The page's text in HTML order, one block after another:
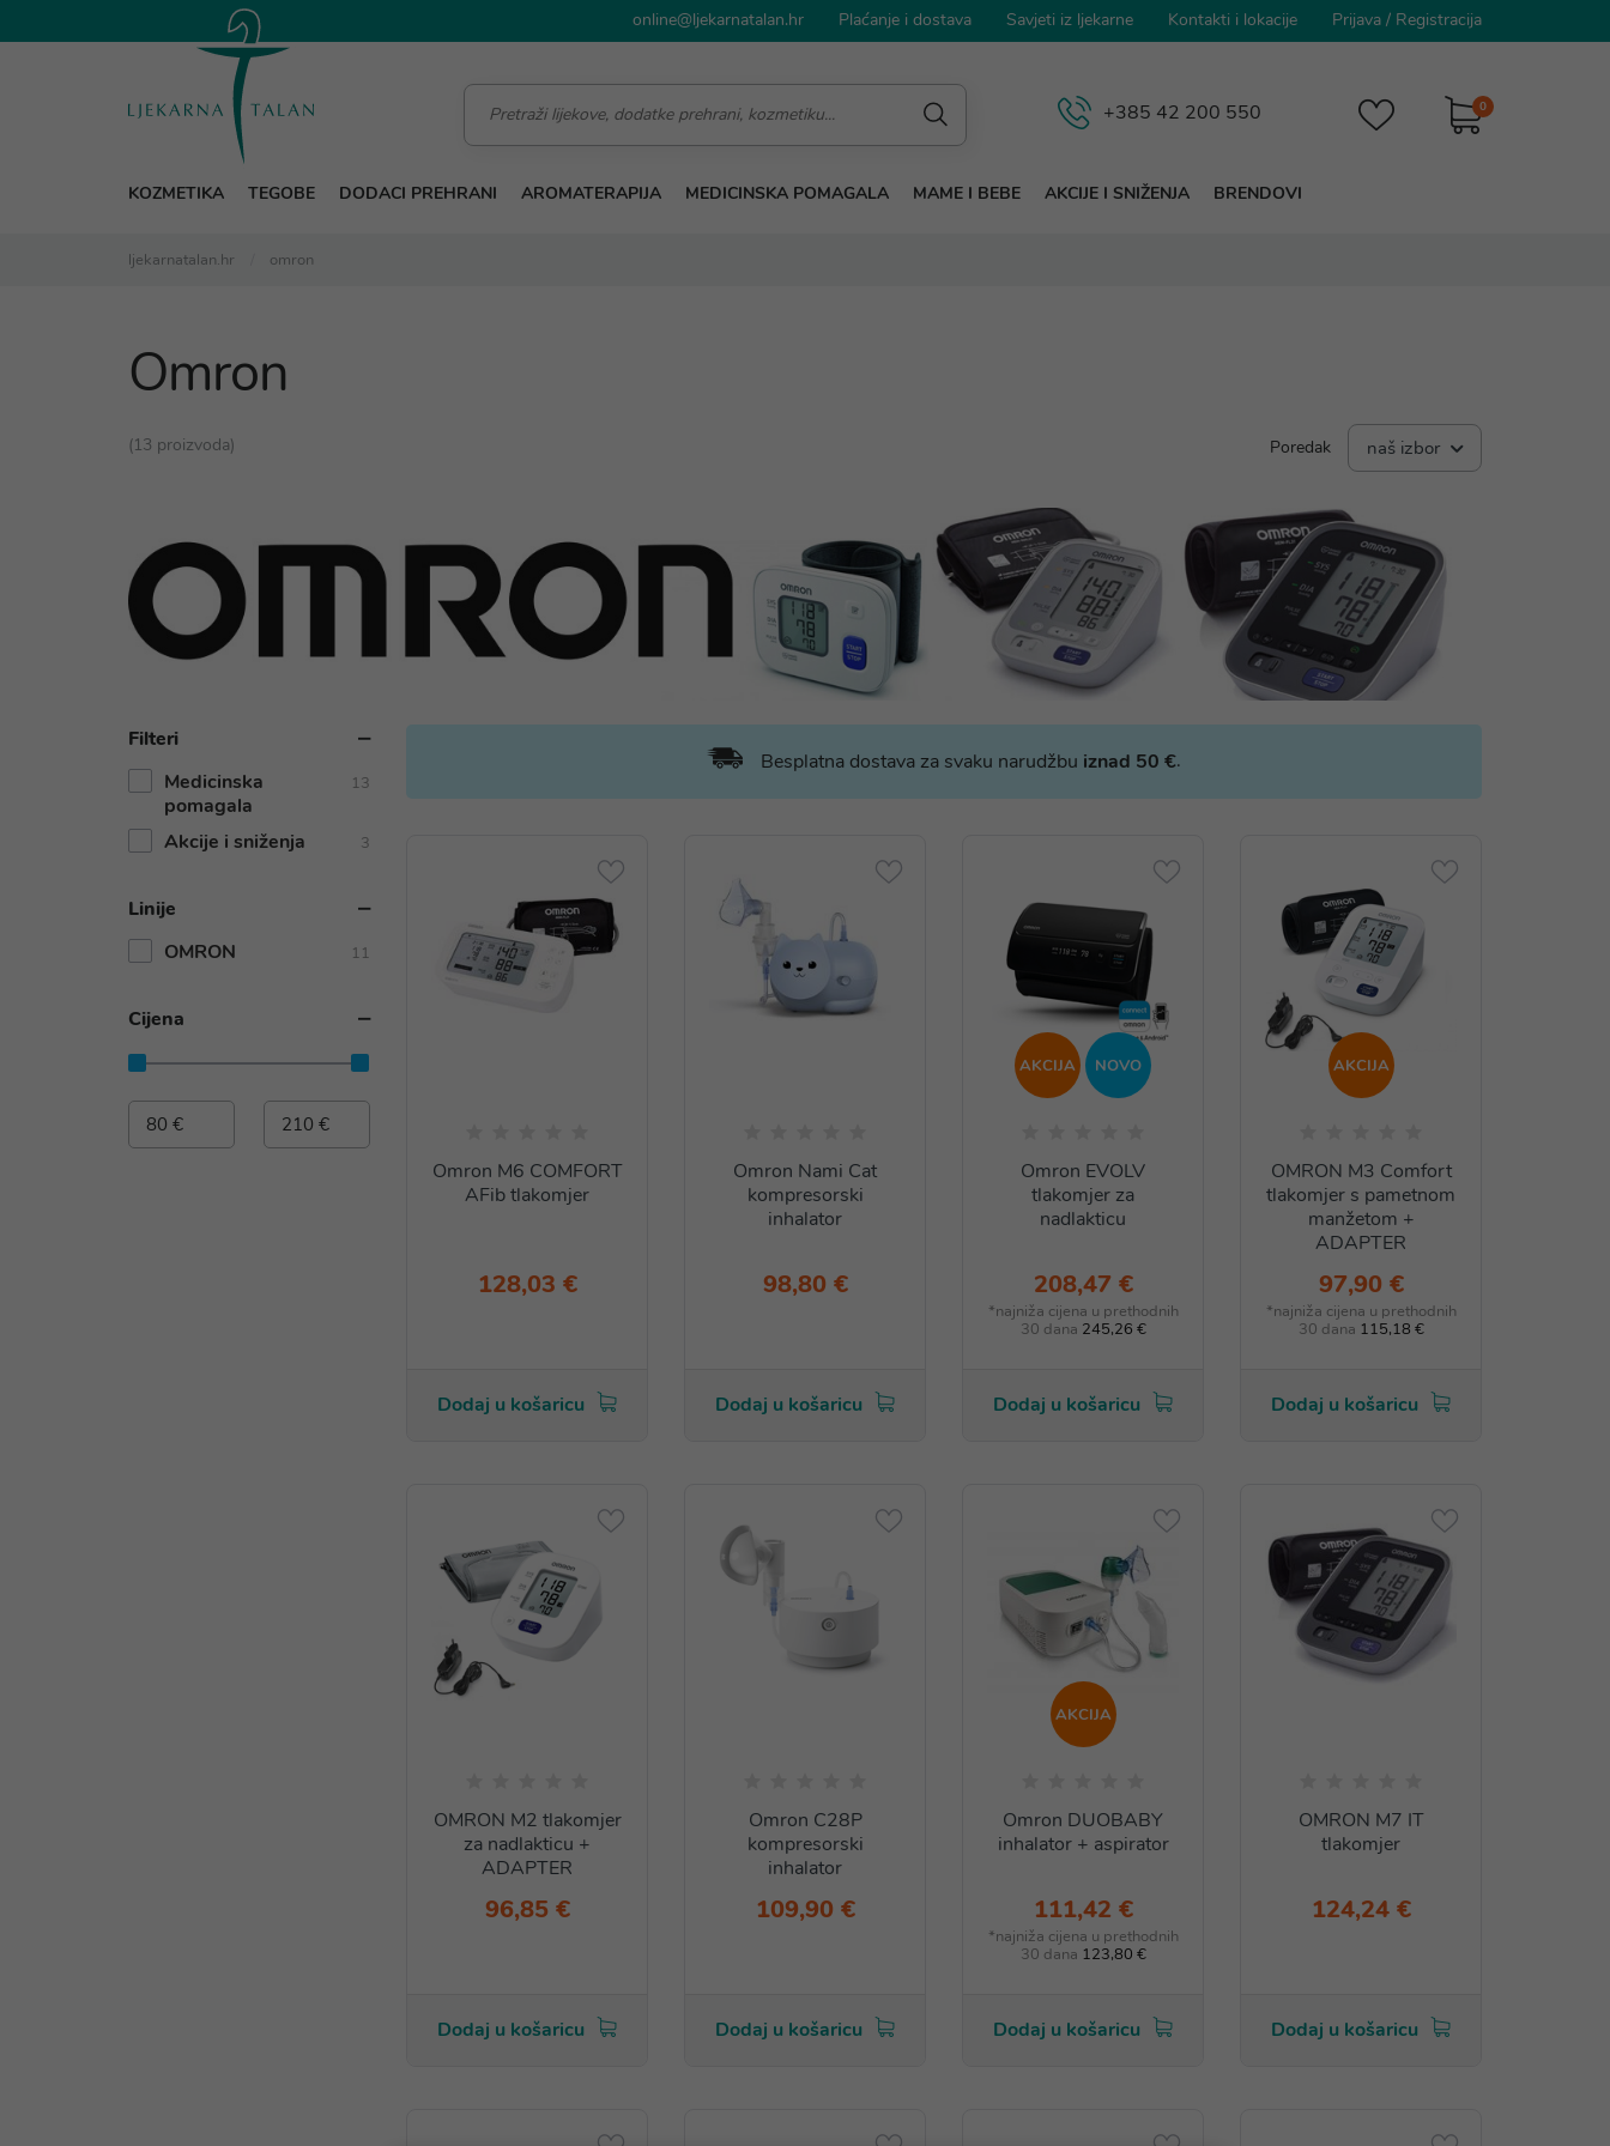
online@ljekarnatalan.hr Plaćanje i dostava Savjeti iz ljekarne Kontakti i lokacije Prijava / Registracija
0
+385 42 200 550
KOZMETIKA TEGOBE DODACI PREHRANI AROMATERAPIJA MEDICINSKA POMAGALA MAME I BEBE AKCIJE I SNIŽENJA BRENDOVI
ljekarnatalan.hr omron
Omron
(13 proizvoda) Poredak naš izbor
Filteri
Medicinska
pomagala
13
Akcije i sniženja 3
Linije
OMRON
11
Cijena
Besplatna dostava za svaku narudžbu iznad 50 €.
Omron M6 COMFORT
AFib tlakomjer
128,03 €
Dodaj u košaricu
Omron Nami Cat
kompresorski
inhalator
98,80 €
Dodaj u košaricu
AKCIJA NOVO
Omron EVOLV
tlakomjer za
nadlakticu
208,47 €
*najniža cijena u prethodnih
30 dana 245,26 €
Dodaj u košaricu
AKCIJA
OMRON M3 Comfort
tlakomjer s pametnom
manžetom +
ADAPTER
97,90 €
*najniža cijena u prethodnih
30 dana 115,18 €
Dodaj u košaricu
OMRON M2 tlakomjer
za nadlakticu +
ADAPTER
96,85 €
Dodaj u košaricu
Omron C28P
kompresorski
inhalator
109,90 €
Dodaj u košaricu
AKCIJA
Omron DUOBABY
inhalator + aspirator
111,42 €
*najniža cijena u prethodnih
30 dana 123,80 €
Dodaj u košaricu
OMRON M7 IT
tlakomjer
124,24 €
Dodaj u košaricu